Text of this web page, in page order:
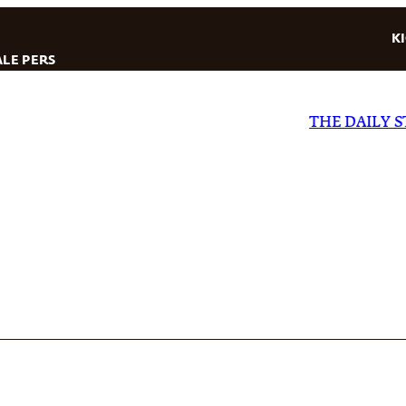
PERS
THE DAILY STAR|EL